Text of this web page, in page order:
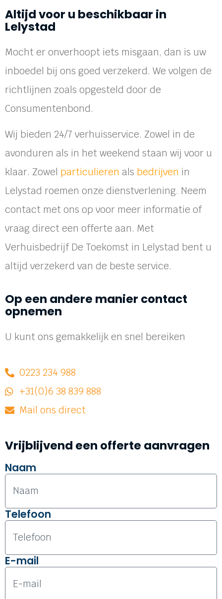
Altijd voor u beschikbaar in
Lelystad
Mocht er onverhoopt iets misgaan, dan is uw
inboedel bij ons goed verzekerd. We volgen de
richtlijnen zoals opgesteld door de
Consumentenbond.
Wij bieden 24/7 verhuisservice. Zowel in de
avonduren als in het weekend staan wij voor u
klaar. Zowel particulieren als bedrijven in
Lelystad roemen onze dienstverlening. Neem
contact met ons op voor meer informatie of
vraag direct een offerte aan. Met
Verhuisbedrijf De Toekomst in Lelystad bent u
altijd verzekerd van de beste service.
Op een andere manier contact
opnemen
U kunt ons gemakkelijk en snel bereiken
0223 234 988
+31(0)6 38 839 888
Mail ons direct
Vrijblijvend een offerte aanvragen
Naam
Telefoon
E-mail